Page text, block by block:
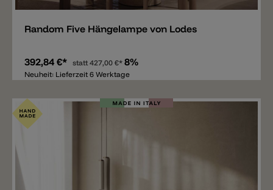
Random Five Hängelampe von Lodes
392,84 €* statt427,00 €* 8%
Neuheit: Lieferzeit 6 Werktage